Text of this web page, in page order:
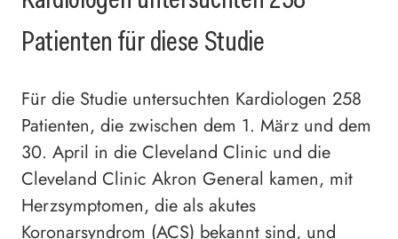
Patienten für diese Studie
Für die Studie untersuchten Kardiologen 258
Patienten, die zwischen dem 1. März und dem
30. April in die Cleveland Clinic und die
Cleveland Clinic Akron General kamen, mit
Herzsymptomen, die als akutes
Koronarsyndrom (ACS) bekannt sind, und